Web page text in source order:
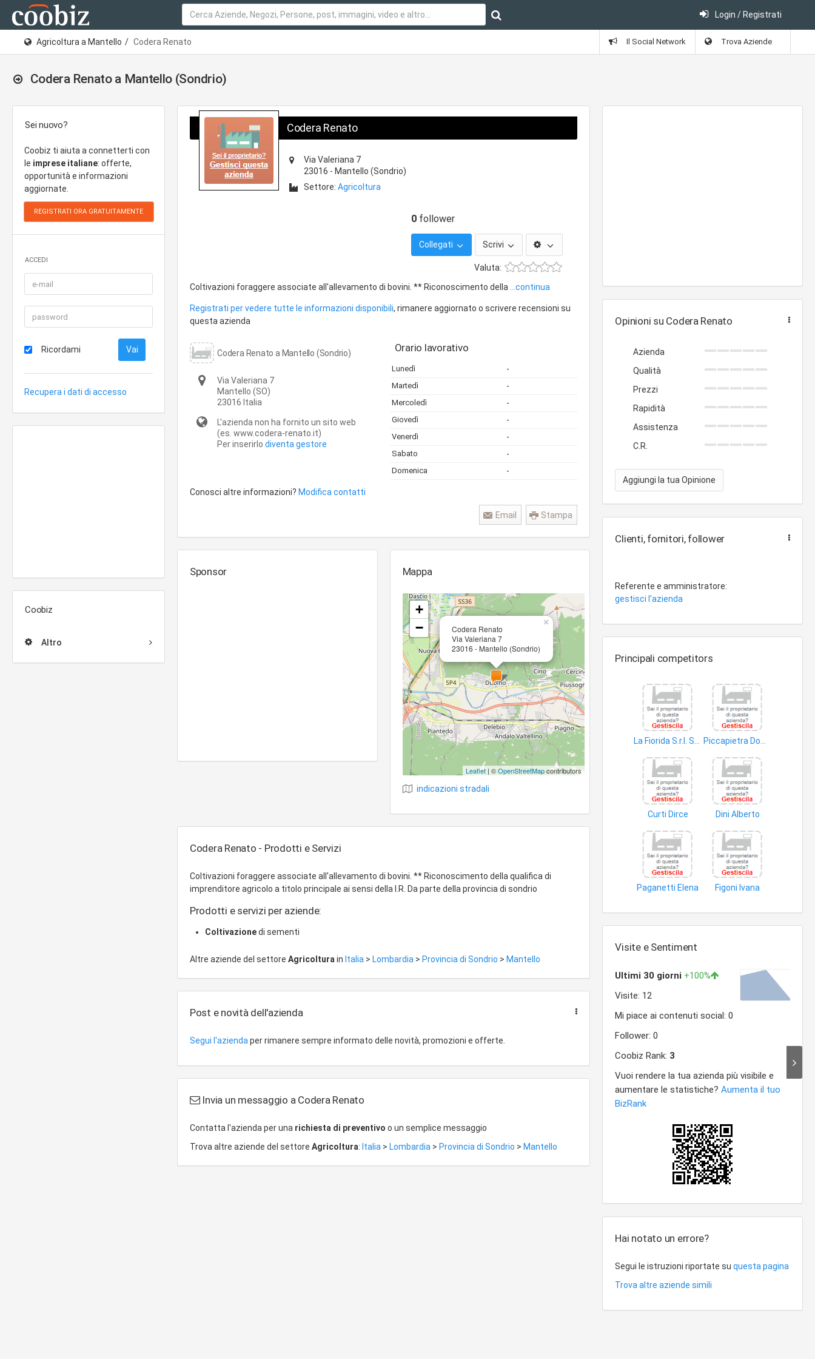
Login / Registrati
Agricoltura a Mantello Codera Renato Il Social Network Trova Aziende
Codera Renato a Mantello (Sondrio)
Sei nuovo?
Coobiz ti aiuta a connetterti con
le imprese italiane: offerte,
opportunità e informazioni
aggiornate.
ACCEDI
Ricordami
Recupera i dati di accesso
Coobiz
Altro
Codera Renato
Via Valeriana 7
23016 - Mantello (Sondrio)
Settore: Agricoltura
0 follower
Collegati Scrivi
Valuta:
Coltivazioni foraggere associate all'allevamento di bovini. ** Riconoscimento della
...continua
Registrati per vedere tutte le informazioni disponibili, rimanere aggiornato o scrivere recensioni su
questa azienda
Codera Renato a Mantello (Sondrio)
Via Valeriana 7
Mantello (SO)
23016 Italia
L'azienda non ha fornito un sito web
(es. www.codera-renato.it)
Per inserirlo diventa gestore
Orario lavorativo
Lunedì -
Martedì -
Mercoledì -
Giovedì -
Venerdì -
Sabato -
Domenica -
Conosci altre informazioni? Modifica contatti
Stampa
Email
Sponsor Mappa
Codera Renato
Via Valeriana 7
23016 - Mantello (Sondrio)
×
+
−
Leaflet| ©OpenStreetMapcontributors
indicazioni stradali
Codera Renato - Prodotti e Servizi
Coltivazioni foraggere associate all'allevamento di bovini. ** Riconoscimento della qualifica di
imprenditore agricolo a titolo principale ai sensi della l.R. Da parte della provincia di sondrio
Prodotti e servizi per aziende:
Coltivazionedi sementi
Altre aziende del settore Agricoltura in Italia > Lombardia > Provincia di Sondrio > Mantello
Post e novità dell'azienda
Segui l'azienda per rimanere sempre informato delle novità, promozioni e offerte.
Invia un messaggio a Codera Renato
Contatta l'azienda per una richiesta di preventivo o un semplice messaggio
Trova altre aziende del settore Agricoltura: Italia > Lombardia > Provincia di Sondrio > Mantello
Opinioni su Codera Renato
Azienda
Qualità
Prezzi
Rapidità
Assistenza
C.R.
Aggiungi la tua Opinione
Clienti, fornitori, follower
Referente e amministratore:
gestisci l'azienda
Principali competitors
Curti Dirce
Dini Alberto
Paganetti Elena
Figoni Ivana
Visite e Sentiment
Hai notato un errore?
Segui le istruzioni riportate suquesta pagina
Trova altre aziende simili